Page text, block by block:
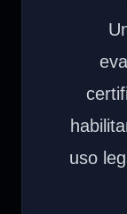
uso